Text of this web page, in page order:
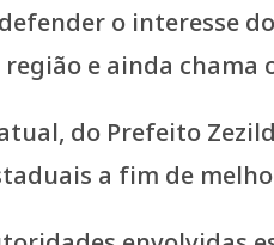
o interesse
e ainda
do Prefeito
a fim de